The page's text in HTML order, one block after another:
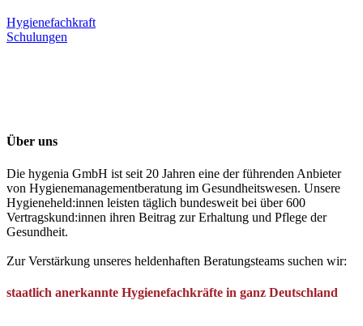
Hygienefachkraft
Schulungen
Über uns
Die hygenia GmbH ist seit 20 Jahren eine der führenden Anbieter
von Hygienemanagementberatung im Gesundheitswesen. Unsere
Hygieneheld:innen leisten täglich bundesweit bei über 600
Vertragskund:innen ihren Beitrag zur Erhaltung und Pflege der
Gesundheit.
Zur Verstärkung unseres heldenhaften Beratungsteams suchen wir:
staatlich anerkannte Hygienefachkräfte in ganz Deutschland